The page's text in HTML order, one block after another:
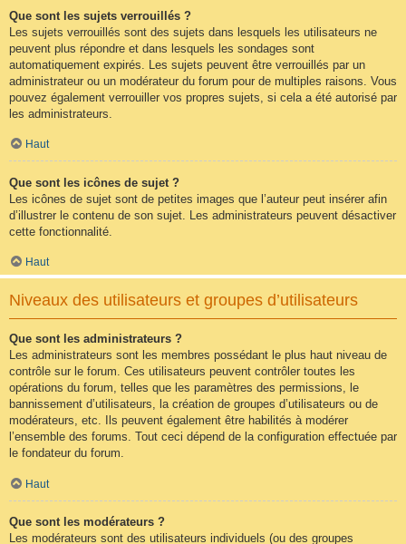
Que sont les sujets verrouillés ?
Les sujets verrouillés sont des sujets dans lesquels les utilisateurs ne
peuvent plus répondre et dans lesquels les sondages sont
automatiquement expirés. Les sujets peuvent être verrouillés par un
administrateur ou un modérateur du forum pour de multiples raisons. Vous
pouvez également verrouiller vos propres sujets, si cela a été autorisé par
les administrateurs.
Haut
Que sont les icônes de sujet ?
Les icônes de sujet sont de petites images que l’auteur peut insérer afin
d’illustrer le contenu de son sujet. Les administrateurs peuvent désactiver
cette fonctionnalité.
Haut
Niveaux des utilisateurs et groupes d’utilisateurs
Que sont les administrateurs ?
Les administrateurs sont les membres possédant le plus haut niveau de
contrôle sur le forum. Ces utilisateurs peuvent contrôler toutes les
opérations du forum, telles que les paramètres des permissions, le
bannissement d’utilisateurs, la création de groupes d’utilisateurs ou de
modérateurs, etc. Ils peuvent également être habilités à modérer
l’ensemble des forums. Tout ceci dépend de la configuration effectuée par
le fondateur du forum.
Haut
Que sont les modérateurs ?
Les modérateurs sont des utilisateurs individuels (ou des groupes